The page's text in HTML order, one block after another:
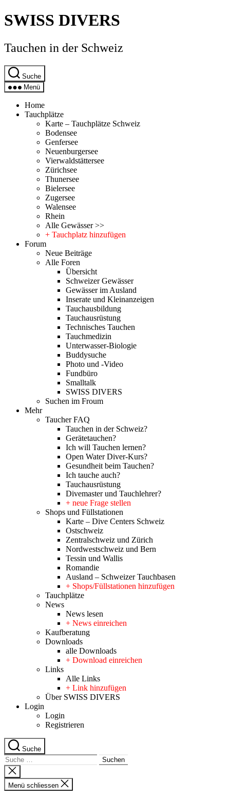
Direkt
zum
wechseln
SWISS DIVERS
Tauchen in der Schweiz
Suche
Menü
Home
Tauchplätze
Karte – Tauchplätze Schweiz
Bodensee
Genfersee
Neuenburgersee
Vierwaldstättersee
Zürichsee
Thunersee
Bielersee
Zugersee
Walensee
Rhein
Alle Gewässer >>
+ Tauchplatz hinzufügen
Forum
Neue Beiträge
Alle Foren
Übersicht
Schweizer Gewässer
Gewässer im Ausland
Inserate und Kleinanzeigen
Tauchausbildung
Tauchausrüstung
Technisches Tauchen
Tauchmedizin
Unterwasser-Biologie
Buddysuche
Photo und -Video
Fundbüro
Smalltalk
SWISS DIVERS
Suchen im Froum
Mehr
Taucher FAQ
Tauchen in der Schweiz?
Gerätetauchen?
Ich will Tauchen lernen?
Open Water Diver-Kurs?
Gesundheit beim Tauchen?
Ich tauche auch?
Tauchausrüstung
Divemaster und Tauchlehrer?
+ neue Frage stellen
Shops und Füllstationen
Karte – Dive Centers Schweiz
Ostschweiz
Zentralschweiz und Zürich
Nordwestschweiz und Bern
Tessin und Wallis
Romandie
Ausland – Schweizer Tauchbasen
+ Shops/Füllstationen hinzufügen
Tauchplätze
News
News lesen
+ News einreichen
Kaufberatung
Downloads
alle Downloads
+ Download einreichen
Links
Alle Links
+ Link hinzufügen
Über SWISS DIVERS
Login
Login
Registrieren
Suche
Suche
nach:
Suche
schliessen
Menü schliessen